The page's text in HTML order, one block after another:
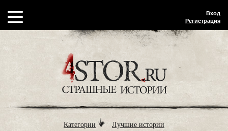
Вход
Регистрация
Категории Лучшие истории